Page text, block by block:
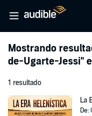
Mostrando
de-Ugarte-Jessi"
1 resultado
La
De: